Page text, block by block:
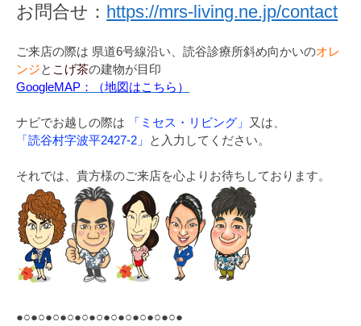
お問合せ： https://mrs-living.ne.jp/contact
ご来店の際は 県道6号線沿い、読谷診療所斜め向かいのオレ
ンジと こげ茶の建物が目印
GoogleMAP：（地図はこちら）
ナビでお越しの際は 「ミセス・リビング」
又は、
「読谷村字波平2427-2」
と入力してください。
それでは、貴方様のご来店を心よりお待ちしております。
●○●○●○●○●○●○●○●○●○●○●○●